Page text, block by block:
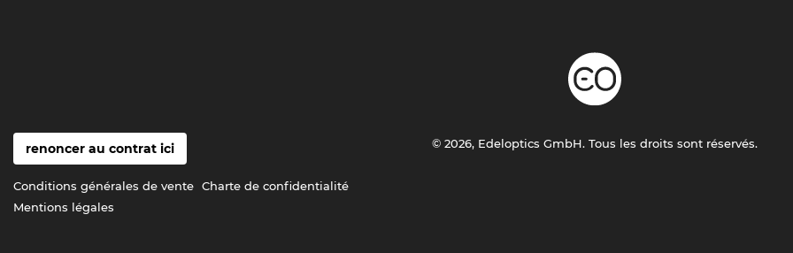
renoncer au contrat ici
Conditions générales de vente Charte de confidentialité
Mentions légales
© 2026, Edeloptics GmbH. Tous les droits sont réservés.